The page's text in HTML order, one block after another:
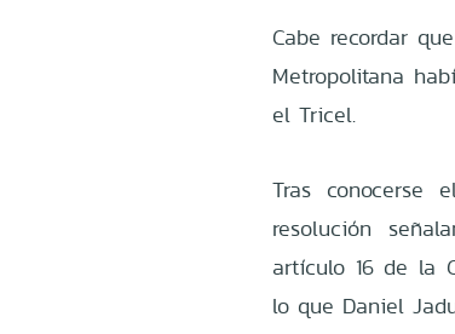
Cabe recordar
Metropolitana
el Tricel.
Tras conocerse
resolución
artículo 16 de la
lo que Daniel